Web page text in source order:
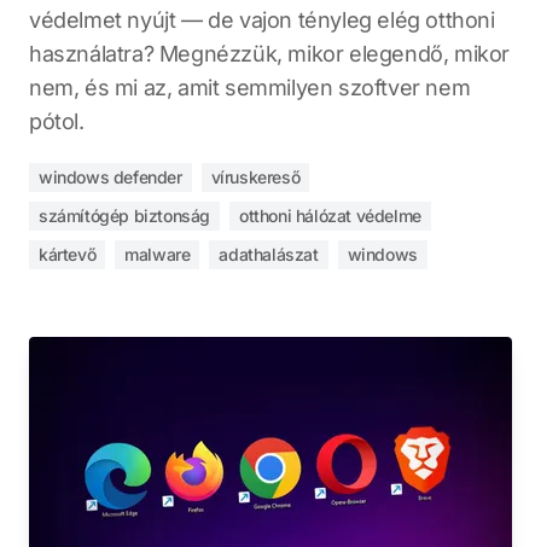
védelmet nyújt — de vajon tényleg elég otthoni
használatra? Megnézzük, mikor elegendő, mikor
nem, és mi az, amit semmilyen szoftver nem
pótol.
windows defender
víruskereső
számítógép biztonság
otthoni hálózat védelme
kártevő
malware adathalászat windows